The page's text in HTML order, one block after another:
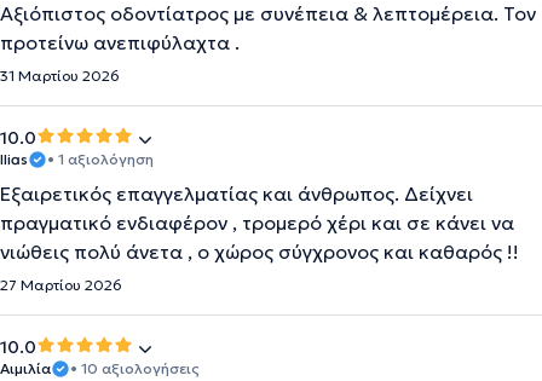
Αξιόπιστος οδοντίατρος με συνέπεια & λεπτομέρεια. Τον
προτείνω ανεπιφύλαχτα .
31 Μαρτίου 2026
10.0
Ilias • 1 αξιολόγηση
Εξαιρετικός επαγγελματίας και άνθρωπος. Δείχνει
πραγματικό ενδιαφέρον , τρομερό χέρι και σε κάνει να
νιώθεις πολύ άνετα , ο χώρος σύγχρονος και καθαρός !!
27 Μαρτίου 2026
10.0
Αιμιλία • 10 αξιολογήσεις